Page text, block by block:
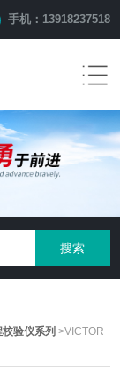
手机：13918237518
校验仪系列 >VICTOR